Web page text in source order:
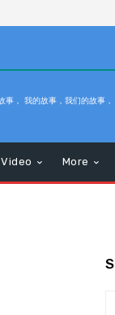
事， 我的故事，我们的故事，
Video More